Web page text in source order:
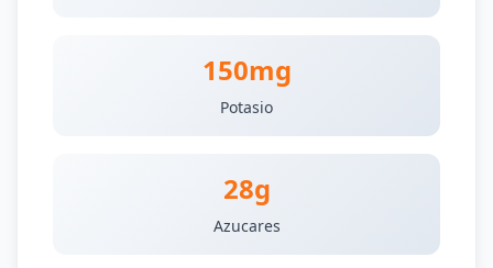
150mg
Potasio
28g
Azucares